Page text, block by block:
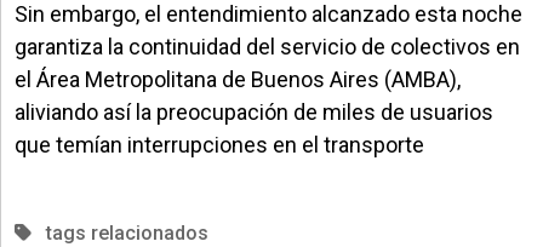
Sin embargo, el entendimiento alcanzado esta noche
garantiza la continuidad del servicio de colectivos en
el Área Metropolitana de Buenos Aires (AMBA),
aliviando así la preocupación de miles de usuarios
que temían interrupciones en el transporte
tags relacionados